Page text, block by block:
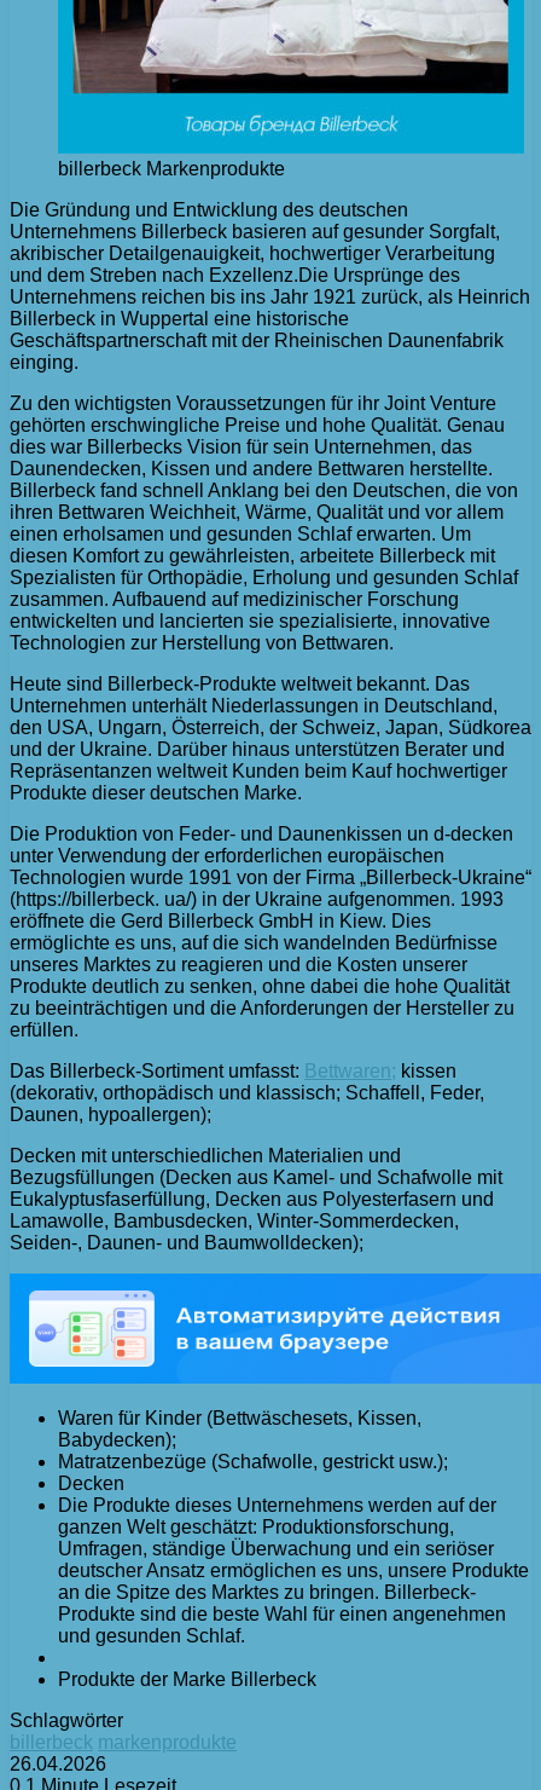
billerbeck Markenprodukte
Die Gründung und Entwicklung des deutschen
Unternehmens Billerbeck basieren auf gesunder Sorgfalt,
akribischer Detailgenauigkeit, hochwertiger Verarbeitung
und dem Streben nach Exzellenz.Die Ursprünge des
Unternehmens reichen bis ins Jahr 1921 zurück, als Heinrich
Billerbeck in Wuppertal eine historische
Geschäftspartnerschaft mit der Rheinischen Daunenfabrik
einging.
Zu den wichtigsten Voraussetzungen für ihr Joint Venture
gehörten erschwingliche Preise und hohe Qualität. Genau
dies war Billerbecks Vision für sein Unternehmen, das
Daunendecken, Kissen und andere Bettwaren herstellte.
Billerbeck fand schnell Anklang bei den Deutschen, die von
ihren Bettwaren Weichheit, Wärme, Qualität und vor allem
einen erholsamen und gesunden Schlaf erwarten. Um
diesen Komfort zu gewährleisten, arbeitete Billerbeck mit
Spezialisten für Orthopädie, Erholung und gesunden Schlaf
zusammen. Aufbauend auf medizinischer Forschung
entwickelten und lancierten sie spezialisierte, innovative
Technologien zur Herstellung von Bettwaren.
Heute sind Billerbeck-Produkte weltweit bekannt. Das
Unternehmen unterhält Niederlassungen in Deutschland,
den USA, Ungarn, Österreich, der Schweiz, Japan, Südkorea
und der Ukraine. Darüber hinaus unterstützen Berater und
Repräsentanzen weltweit Kunden beim Kauf hochwertiger
Produkte dieser deutschen Marke.
Die Produktion von Feder- und Daunenkissen un d-decken
unter Verwendung der erforderlichen europäischen
Technologien wurde 1991 von der Firma „Billerbeck-Ukraine“
(https://billerbeck. ua/) in der Ukraine aufgenommen. 1993
eröffnete die Gerd Billerbeck GmbH in Kiew. Dies
ermöglichte es uns, auf die sich wandelnden Bedürfnisse
unseres Marktes zu reagieren und die Kosten unserer
Produkte deutlich zu senken, ohne dabei die hohe Qualität
zu beeinträchtigen und die Anforderungen der Hersteller zu
erfüllen.
Das Billerbeck-Sortiment umfasst: Bettwaren; kissen
(dekorativ, orthopädisch und klassisch; Schaffell, Feder,
Daunen, hypoallergen);
Decken mit unterschiedlichen Materialien und
Bezugsfüllungen (Decken aus Kamel- und Schafwolle mit
Eukalyptusfaserfüllung, Decken aus Polyesterfasern und
Lamawolle, Bambusdecken, Winter-Sommerdecken,
Seiden-, Daunen- und Baumwolldecken);
Waren für Kinder (Bettwäschesets, Kissen,
Babydecken);
Matratzenbezüge (Schafwolle, gestrickt usw.);
Decken
Die Produkte dieses Unternehmens werden auf der
ganzen Welt geschätzt: Produktionsforschung,
Umfragen, ständige Überwachung und ein seriöser
deutscher Ansatz ermöglichen es uns, unsere Produkte
an die Spitze des Marktes zu bringen. Billerbeck-
Produkte sind die beste Wahl für einen angenehmen
und gesunden Schlaf.
Produkte der Marke Billerbeck
Schlagwörter
billerbeck markenprodukte
26.04.2026
0 1 Minute Lesezeit